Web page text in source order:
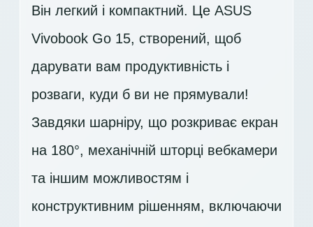
Він легкий і компактний. Це ASUS
Vivobook Go 15, створений, щоб
дарувати вам продуктивність і
розваги, куди б ви не прямували!
Завдяки шарніру, що розкриває екран
на 180°, механічній шторці вебкамери
та іншим можливостям і
конструктивним рішенням, включаючи